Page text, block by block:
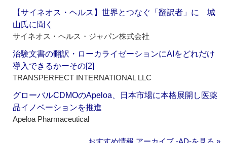
【サイネオス・ヘルス】世界とつなぐ「翻訳者」に 城
山氏に聞く
サイネオス・ヘルス・ジャパン株式会社
治験文書の翻訳・ローカライゼーションにAIをどれだけ
導入できるかーその[2]
TRANSPERFECT INTERNATIONAL LLC
グローバルCDMOのApeloa、日本市場に本格展開し医薬
品イノベーションを推進
Apeloa Pharmaceutical